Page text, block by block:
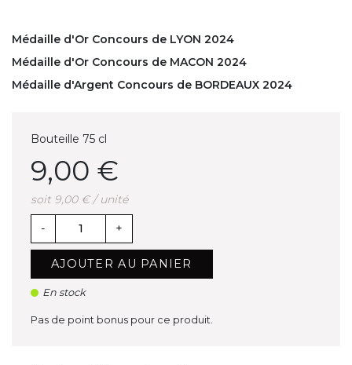
Médaille d'Or Concours de LYON 2024
Médaille d'Or Concours de MACON 2024
Médaille d'Argent Concours de BORDEAUX 2024
Bouteille 75 cl
9,00 €
soit 9,00 € / unité
- +
AJOUTER AU PANIER
En stock
Pas de point bonus pour ce produit.